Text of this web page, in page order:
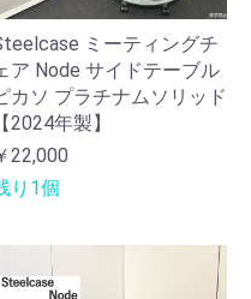
ミーティングチ
ア Node サイドテーブル
カソ プラチナムソリッド
【2024年製】
22,000
り1個